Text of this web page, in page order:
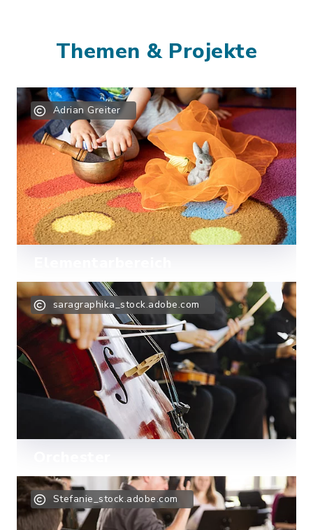
Themen & Projekte
Adrian Greiter
Mehr lesen
saragraphika_stock.adobe.com
Mehr lesen
Stefanie_stock.adobe.com